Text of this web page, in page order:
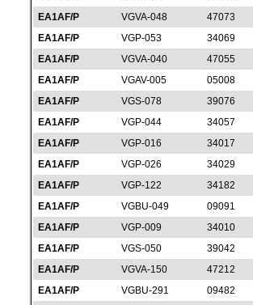
EA1AF/P
VGVA-048 47073
EA1AF/P
VGP-053 34069
EA1AF/P
VGVA-040 47055
EA1AF/P
VGAV-005 05008
EA1AF/P
VGS-078 39076
EA1AF/P
VGP-044 34057
EA1AF/P
VGP-016 34017
EA1AF/P
VGP-026 34029
EA1AF/P
VGP-122 34182
EA1AF/P
VGBU-049 09091
EA1AF/P
VGP-009 34010
EA1AF/P
VGS-050 39042
EA1AF/P
VGVA-150 47212
EA1AF/P
VGBU-291 09482